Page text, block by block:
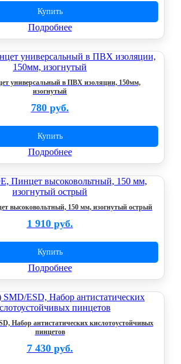
Купить
Подробнее
универсальный в ПВХ изоляции, 150мм,
изогнутый
780 руб.
Купить
Подробнее
высоковольтный, 150 мм, изогнутый острый
1 910 руб.
Купить
Подробнее
Набор антистатических кислотоустойчивых
пинцетов
7 430 руб.